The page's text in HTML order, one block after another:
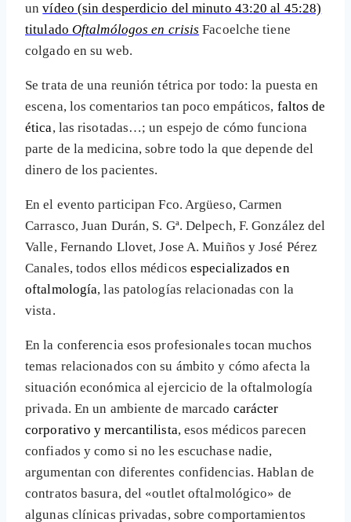
unvídeo (sin desperdicio del minuto 43:20 al 45:28)
titulado Oftalmólogos en crisis Facoelche tiene
colgado en su web.
Se trata de una reunión tétrica por todo: la puesta en
escena, los comentarios tan poco empáticos, faltos de
ética, las risotadas…; un espejo de cómo funciona
parte de la medicina, sobre todo la que depende del
dinero de los pacientes.
En el evento participan Fco. Argüeso, Carmen
Carrasco, Juan Durán, S. Gª. Delpech, F. González del
Valle, Fernando Llovet, Jose A. Muiños y José Pérez
Canales, todos ellos médicos especializados en
oftalmología, las patologías relacionadas con la
vista.
En la conferencia esos profesionales tocan muchos
temas relacionados con su ámbito y cómo afecta la
situación económica al ejercicio de la oftalmología
privada. En un ambiente de marcado carácter
corporativo y mercantilista, esos médicos parecen
confiados y como si no les escuchase nadie,
argumentan con diferentes confidencias. Hablan de
contratos basura, del «outlet oftalmológico» de
algunas clínicas privadas, sobre comportamientos